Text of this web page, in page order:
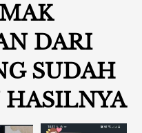
DARI
SUDAH
HASILNYA